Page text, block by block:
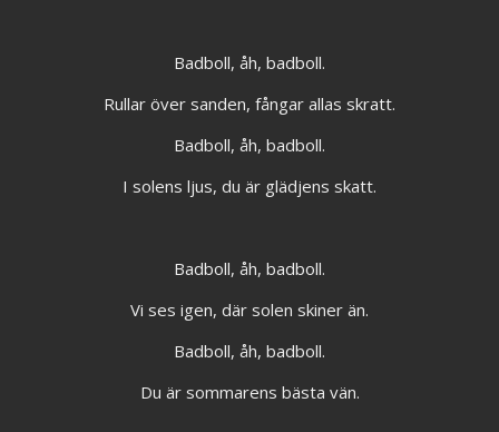
Badboll, åh, badboll.
Rullar över sanden, fångar allas skratt.
Badboll, åh, badboll.
I solens ljus, du är glädjens skatt.
Badboll, åh, badboll.
Vi ses igen, där solen skiner än.
Badboll, åh, badboll.
Du är sommarens bästa vän.